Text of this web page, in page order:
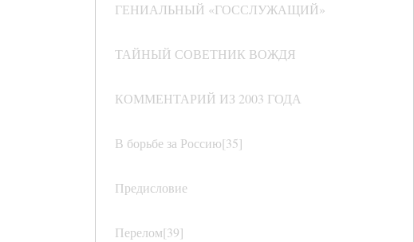
ГЕНИАЛЬНЫЙ «ГОССЛУЖАЩИЙ»
ТАЙНЫЙ СОВЕТНИК ВОЖДЯ
КОММЕНТАРИЙ ИЗ 2003 ГОДА
В борьбе за Россию[35]
Предисловие
Перелом[39]